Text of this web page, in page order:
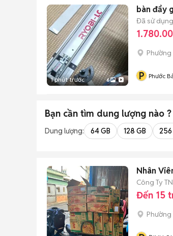
1 phút trước 6
bàn đẩy
Đã sử dụng
Phường
P Phước
Bạn cần tìm dung lượng nào ?
Dung lượng: 64 GB 128 GB 256
Nhân
Công Ty
Đến 15